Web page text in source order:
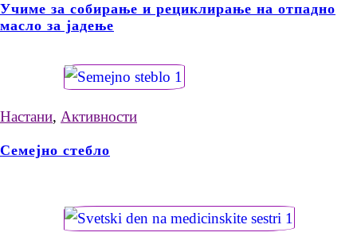
Учиме за собирање и рециклирање на отпадно
масло за јадење
Настани, Активности
Семејно стебло